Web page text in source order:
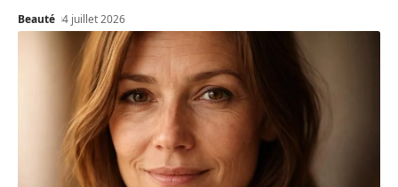
Beauté 4 juillet 2026